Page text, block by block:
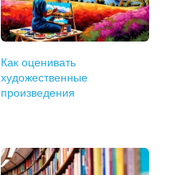
Как оценивать
художественные
произведения